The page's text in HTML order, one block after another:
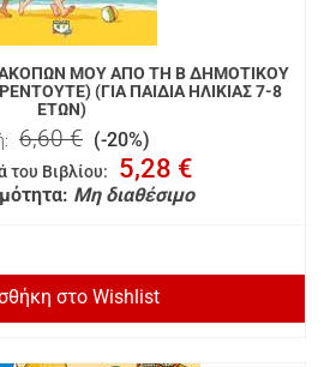
ΜΟΥ ΑΠΟ ΤΗ Β ΔΗΜΟΤΙΚΟΥ
(ΓΙΑ ΠΑΙΔΙΑ ΗΛΙΚΙΑΣ 7-8
ΕΤΩΝ)
6,60 € (-20%)
του Βιβλίου: 5,28 €
Μη διαθέσιμο
στο Wishlist